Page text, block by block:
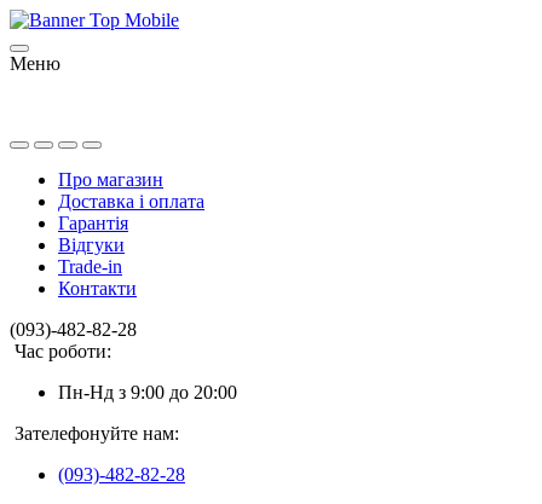
Меню
Про магазин
Доставка і оплата
Гарантія
Відгуки
Trade-in
Контакти
(093)-482-82-28
Час роботи:
Пн-Нд з 9:00 до 20:00
Зателефонуйте нам:
(093)-482-82-28